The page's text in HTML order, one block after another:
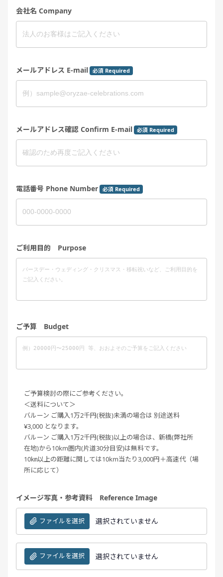
会社名 Company
メールアドレス E-mail 必須 Required
メールアドレス確認 Confirm E-mail 必須 Required
電話番号 Phone Number 必須 Required
ご利用目的 Purpose
ご予算 Budget
ご予算検討の際にご参考ください。
＜送料について＞
バルーン ご購入1万2千円(税抜)未満の場合は 別途送料
¥3,000 となります。
バルーン ご購入1万2千円(税抜)以上の場合は、新橋(弊社所
在地)から10km圏内(片道30分目安)は無料です。
10㎞以上の距離に関しては10km当たり3,000円＋高速代（場
所に応じて）
イメージ写真・参考資料 Reference Image
ファイルを選択 選択されていません
ファイルを選択 選択されていません